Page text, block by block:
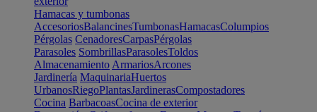
Hamacas y tumbonas
AccesoriosBalancinesTumbonasHamacasColumpios
Pérgolas CenadoresCarpasPérgolas
Parasoles SombrillasParasolesToldos
Almacenamiento ArmariosArcones
Jardinería MaquinariaHuertos
UrbanosRiegoPlantasJardinerasCompostadores
Cocina BarbacoasCocina de exterior